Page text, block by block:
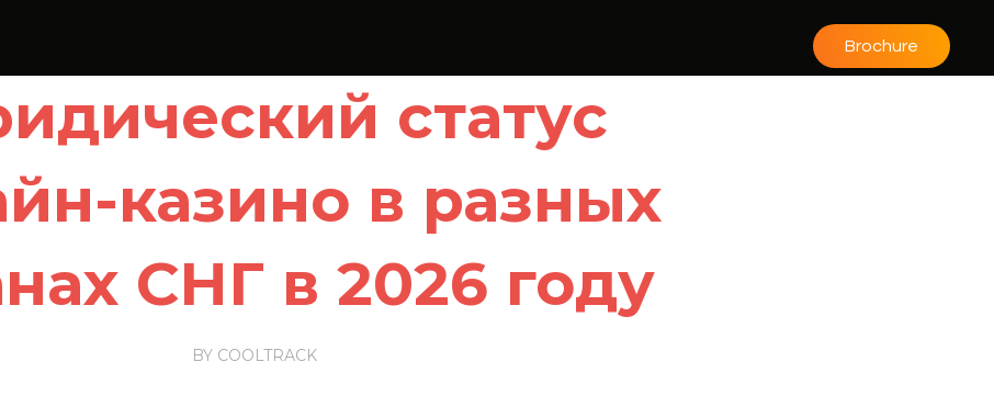
Brochure
статус
казино в разных
СНГ в 2026 году
BY COOLTRACK